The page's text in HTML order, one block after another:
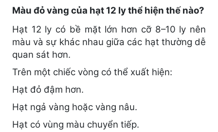
Màu đỏ vàng của hạt 12 ly thể hiện thế nào?
Hạt 12 ly có bề mặt lớn hơn cỡ 8–10 ly nên
màu và sự khác nhau giữa các hạt thường dễ
quan sát hơn.
Trên một chiếc vòng có thể xuất hiện:
Hạt đỏ đậm hơn.
Hạt ngả vàng hoặc vàng nâu.
Hạt có vùng màu chuyển tiếp.